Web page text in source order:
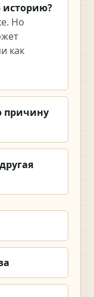
историю?
Но
как
причину